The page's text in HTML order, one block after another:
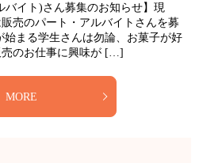
バイト)さん募集のお知らせ】現
売のパート・アルバイトさんを募
まる学生さんは勿論、お菓子が好
売のお仕事に興味が […]
MORE